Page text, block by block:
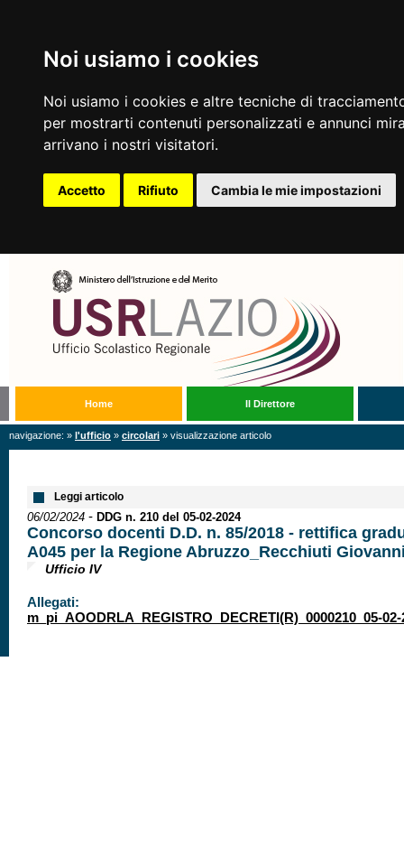
Noi usiamo i cookies
Noi usiamo i cookies e altre tecniche di
per mostrarti contenuti personalizzati e annunci
arrivano i nostri visitatori.
Accetto Rifiuto Cambia le mie impostazioni
Home Il Direttore
navigazione: » l'ufficio » circolari » visualizzazione articolo
Leggi articolo
06/02/2024 - DDG n. 210 del 05-02-2024
Concorso docenti D.D. n. 85/2018 - rettifica
A045 per la Regione Abruzzo_Recchiuti
Ufficio IV
Allegati:
m_pi_AOODRLA_REGISTRO_DECRETI(R)_0000210_05-